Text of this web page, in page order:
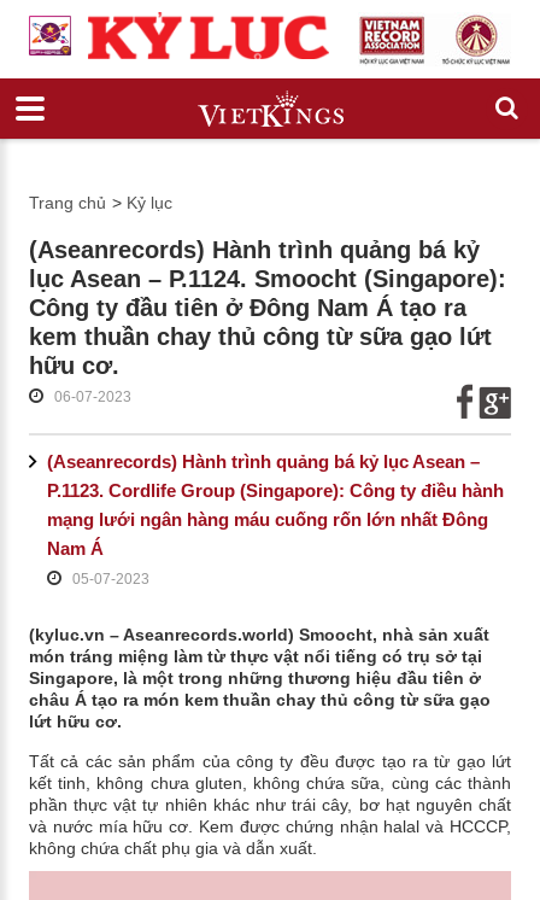
Trang chủ > Kỷ lục
(Aseanrecords) Hành trình quảng bá kỷ
lục Asean – P.1124. Smoocht (Singapore):
Công ty đầu tiên ở Đông Nam Á tạo ra
kem thuần chay thủ công từ sữa gạo lứt
hữu cơ.
06-07-2023
(Aseanrecords) Hành trình quảng bá kỷ lục Asean –
P.1123. Cordlife Group (Singapore): Công ty điều hành
mạng lưới ngân hàng máu cuống rốn lớn nhất Đông
Nam Á
05-07-2023
(kyluc.vn – Aseanrecords.world) Smoocht, nhà sản xuất
món tráng miệng làm từ thực vật nổi tiếng có trụ sở tại
Singapore, là một trong những thương hiệu đầu tiên ở
châu Á tạo ra món kem thuần chay thủ công từ sữa gạo
lứt hữu cơ.
Tất cả các sản phẩm của công ty đều được tạo ra từ gạo lứt
kết tinh, không chưa gluten, không chứa sữa, cùng các thành
phần thực vật tự nhiên khác như trái cây, bơ hạt nguyên chất
và nước mía hữu cơ. Kem được chứng nhận halal và HCCCP,
không chứa chất phụ gia và dẫn xuất.